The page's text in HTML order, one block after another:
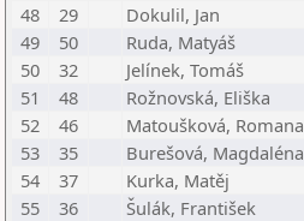
48
29 Dokulil, Jan
49
50 Ruda, Matyáš
50
32 Jelínek, Tomáš
51
48 Rožnovská, Eliška
52
46 Matoušková, Romana
53
35 Burešová, Magdaléna
54
37 Kurka, Matěj
55
36 Šulák, František